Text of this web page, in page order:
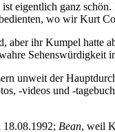
eigentlich ganz
wo wir Kurt
aber ihr Kumpel
Sehenswürdigkeit
unweit der
-videos und -
18.08.1992; Bean, weil